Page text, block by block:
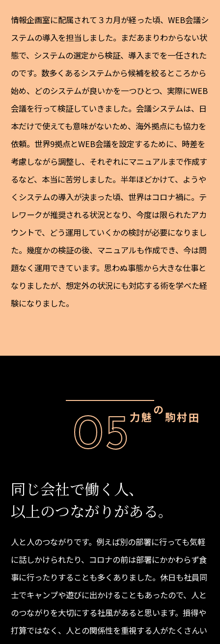
情報企画室に配属されて３カ月が経った頃、WEB会議シ
ステムの導入を担当しました。まだあまりわからない状
態で、システムの選定から検証、導入までを一任された
のです。数多くあるシステムから候補を絞るところから
始め、どのシステムが良いかを一つひとつ、実際にWEB
会議を行って検証していきました。会議システムは、日
本だけで使えても意味がないため、海外拠点にも協力を
依頼。世界9拠点とWEB会議を設定するために、時差を
考慮しながら調整し、それぞれにマニュアルまで作成す
るなど、本当に苦労しました。半年ほどかけて、ようや
くシステムの導入が決まった頃、世界はコロナ禍に。テ
レワークが推奨される状況となり、今度は限られたアカ
ウントで、どう運用していくかの検討が必要になりまし
た。幾度かの検証の後、マニュアルも作成でき、今は問
題なく運用できています。思わぬ事態から大きな仕事と
なりましたが、想定外の状況にも対応する術を学べた経
験になりました。
05 田村駒の魅力
同じ会社で働く人、
以上のつながりがある。
人と人のつながりです。例えば別の部署に行っても気軽
に話しかけられたり、コロナの前は部署にかかわらず食
事に行ったりすることも多くありました。休日も社員同
士でキャンプや遊びに出かけることもあったので、人と
のつながりを大切にする社風があると思います。損得や
打算ではなく、人との関係性を重視する人がたくさんい